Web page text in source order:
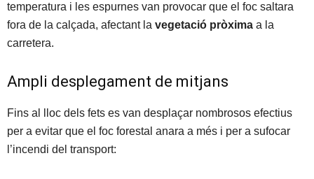
temperatura i les espurnes van provocar que el foc saltara
fora de la calçada, afectant la vegetació pròxima a la
carretera.
Ampli desplegament de mitjans
Fins al lloc dels fets es van desplaçar nombrosos efectius
per a evitar que el foc forestal anara a més i per a sufocar
l’incendi del transport: